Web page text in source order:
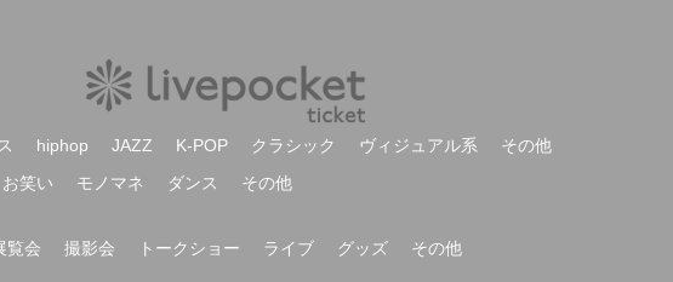
hiphop JAZZ K-POP クラシック ヴィジュアル系
その他
お笑い モノマネ ダンス その他
覧会 撮影会 トークショー ライブ グッズ その他